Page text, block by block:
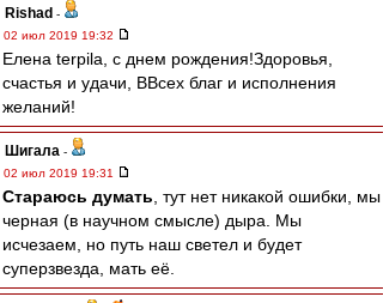
Rishad -
02 июл 2019 19:32
Елена terpila, с днем рождения!Здоровья,
счастья и удачи, ВВсех благ и исполнения
желаний!
Шигала -
02 июл 2019 19:31
Стараюсь думать , тут нет никакой ошибки, мы
черная (в научном смысле) дыра. Мы
исчезаем, но путь наш светел и будет
суперзвезда, мать её.